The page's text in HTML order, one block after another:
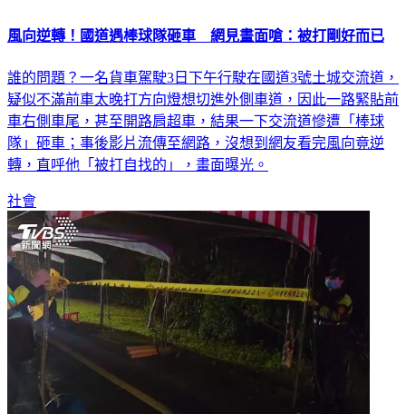
風向逆轉！國道遇棒球隊砸車 網見畫面嗆：被打剛好而已
誰的問題？一名貨車駕駛3日下午行駛在國道3號土城交流道，
疑似不滿前車太晚打方向燈想切進外側車道，因此一路緊貼前
車右側車尾，甚至開路肩超車，結果一下交流道慘遭「棒球
隊」砸車；事後影片流傳至網路，沒想到網友看完風向竟逆
轉，直呼他「被打自找的」，畫面曝光。
社會